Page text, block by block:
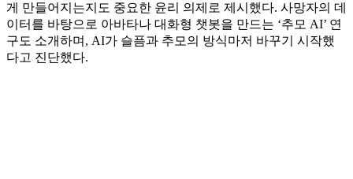
게 만들어지는지도 중요한 윤리 의제로 제시했다. 사망자의 데
이터를 바탕으로 아바타나 대화형 챗봇을 만드는 ‘추모 AI’ 연
구도 소개하며, AI가 슬픔과 추모의 방식마저 바꾸기 시작했
다고 진단했다.